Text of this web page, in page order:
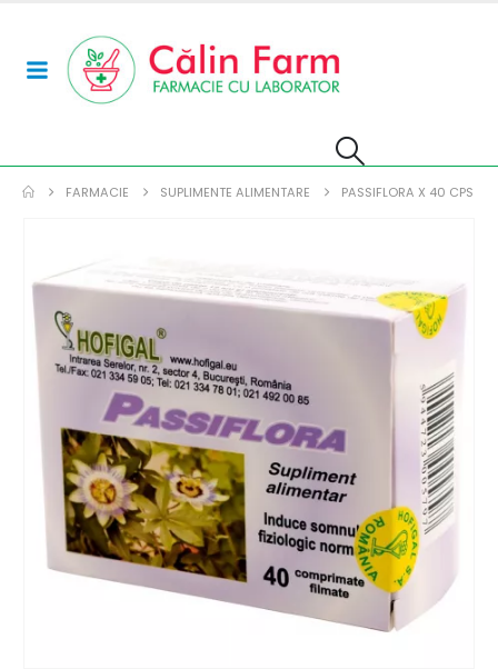
FARMACIE SUPLIMENTE ALIMENTARE PASSIFLORA X 40 CPS